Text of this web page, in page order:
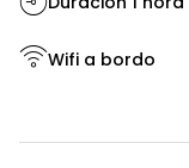
Wifi a bordo